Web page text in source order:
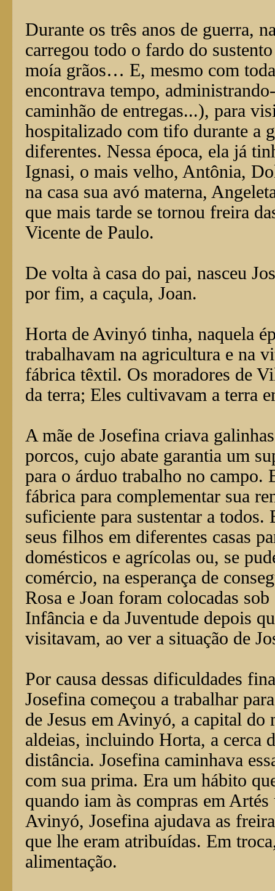
Durante os três anos de guerra,
carregou todo o fardo do
moía grãos… E, mesmo com
encontrava tempo,
caminhão de entregas...), para
hospitalizado com tifo durante a
diferentes. Nessa época, ela já
Ignasi, o mais velho, Antônia,
na casa sua avó materna,
que mais tarde se tornou freira
Vicente de Paulo.
De volta à casa do pai, nasceu
por fim, a caçula, Joan.
Horta de Avinyó tinha, naquela
trabalhavam na agricultura e na
fábrica têxtil. Os moradores de
da terra; Eles cultivavam a terra
A mãe de Josefina criava
porcos, cujo abate garantia um
para o árduo trabalho no campo.
fábrica para complementar sua
suficiente para sustentar a
seus filhos em diferentes casas
domésticos e agrícolas ou, se
comércio, na esperança de
Rosa e Joan foram colocadas
Infância e da Juventude depois
visitavam, ao ver a situação de
Por causa dessas dificuldades
Josefina começou a trabalhar
de Jesus em Avinyó, a capital
aldeias, incluindo Horta, a cerca
distância. Josefina caminhava
com sua prima. Era um hábito
quando iam às compras em
Avinyó, Josefina ajudava as
que lhe eram atribuídas. Em
alimentação.